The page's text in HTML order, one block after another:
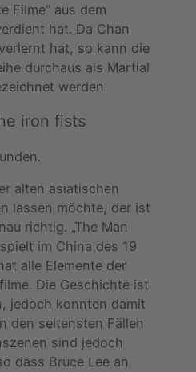
Filme“ aus dem
hat. Da Chan
hat, so kann die
durchaus als Martial
werden.
iron fists
alten asiatischen
lassen möchte, der ist
richtig. „The Man
im China des 19
alle Elemente der
Die Geschichte ist
jedoch konnten damit
den seltensten Fällen
sind jedoch
dass Bruce Lee an